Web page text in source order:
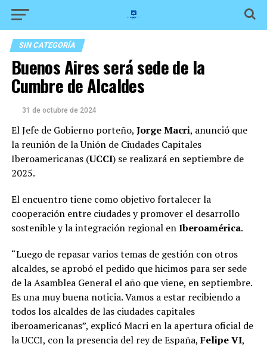
SIN CATEGORÍA
Buenos Aires será sede de la
Cumbre de Alcaldes
31 de octubre de 2024
El Jefe de Gobierno porteño, Jorge Macri, anunció que
la reunión de la Unión de Ciudades Capitales
Iberoamericanas (UCCI)​ se realizará en septiembre de
2025.
El encuentro tiene como objetivo fortalecer la
cooperación entre ciudades y promover el desarrollo
sostenible y la integración regional enIberoamérica.
“Luego de repasar varios temas de gestión con otros
alcaldes, se aprobó el pedido que hicimos para ser sede
de la Asamblea General el año que viene, en septiembre.
Es una muy buena noticia. Vamos a estar recibiendo a
todos los alcaldes de las ciudades capitales
iberoamericanas”, explicó Macri en la apertura oficial de
la UCCI, con la presencia del rey de España,Felipe VI,